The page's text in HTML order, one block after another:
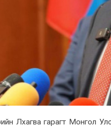
Лxагва гарагт Монгол